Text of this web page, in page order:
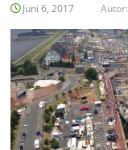
Juni 6, 2017 Autor: